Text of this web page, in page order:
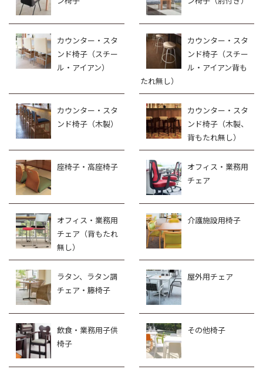
カウンター・スタ
ンド椅子（スチー
ル・アイアン）
カウンター・スタ
ンド椅子（スチー
ル・アイアン背も
たれ無し）
カウンター・スタ
ンド椅子（木製）
カウンター・スタ
ンド椅子（木製、
背もたれ無し）
座椅子・高座椅子
オフィス・業務用
チェア
オフィス・業務用
チェア（背もたれ
無し）
介護施設用椅子
ラタン、ラタン調
チェア・籐椅子
屋外用チェア
飲食・業務用子供
椅子
その他椅子